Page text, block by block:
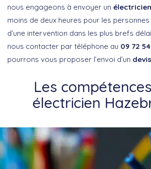
nous engageons à envoyer un
moins de deux heures pour les
d’une intervention dans les plus brefs
nous contacter par téléphone au 09 72
pourrons vous proposer l’envoi d’un
Les
électricien